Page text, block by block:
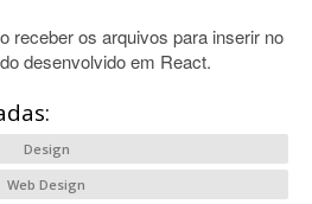
receber os arquivos para inserir no
desenvolvido em React.
Design
Web Design